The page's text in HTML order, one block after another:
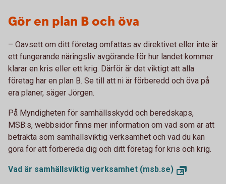
Gör en plan B och öva
– Oavsett om ditt företag omfattas av direktivet eller inte är
ett fungerande näringsliv avgörande för hur landet kommer
klarar en kris eller ett krig. Därför är det viktigt att alla
företag har en plan B. Se till att ni är förberedd och öva på
era planer, säger Jörgen.
På Myndigheten för samhällsskydd och beredskaps,
MSB:s, webbsidor finns mer information om vad som är att
betrakta som samhällsviktig verksamhet och vad du kan
göra för att förbereda dig och ditt företag för kris och krig.
Vad är samhällsviktig verksamhet (msb.se)